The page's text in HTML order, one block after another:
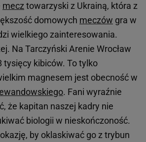
mecz towarzyski z Ukrainą, która z
domowych meczów gra w
wielkiego zainteresowania.
Na Tarczyński Arenie Wrocław
tysięcy kibiców. To tylko
magnesem jest obecność w
. Fani wyraźnie
że kapitan naszej kadry nie
biologii w nieskończoność.
by oklaskiwać go z trybun